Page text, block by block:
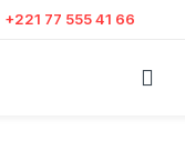
+221 77 555 41 66